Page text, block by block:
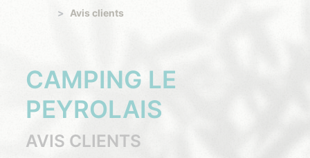
Avis clients
CAMPING LE
PEYROLAIS
AVIS CLIENTS